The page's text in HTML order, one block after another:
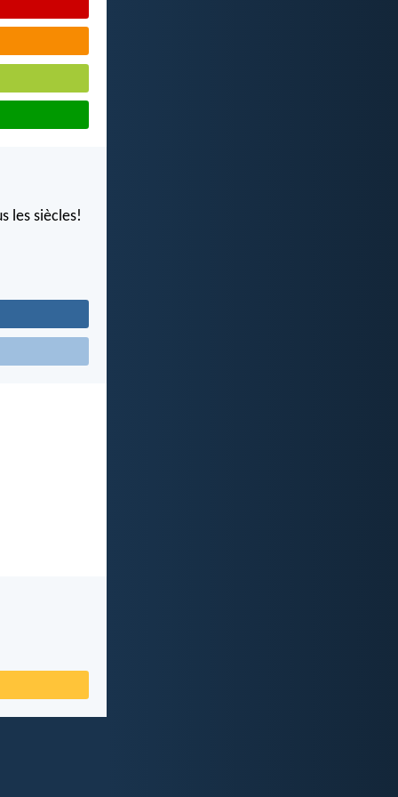
les siècles!